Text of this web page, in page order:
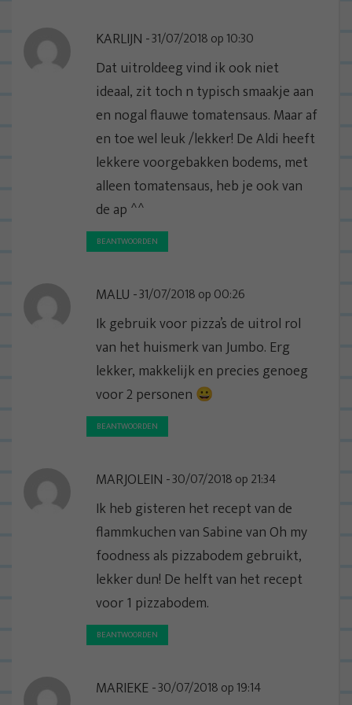
e KARLIJN 31/07/2018 op 10:30
Dat uitroldeeg vind ik ook niet
ideaal, zit toch n typisch smaakje aan
en nogal flauwe tomatensaus. Maar af
en toe wel leuk /lekker! De Aldi heeft
lekkere voorgebakken bodems, met
alleen tomatensaus, heb je ook van
de ap ^^
BEANTWOORDEN
MALU 31/07/2018 op 00:26
Ik gebruik voor pizza’s de uitrol rol
van het huismerk van Jumbo. Erg
lekker, makkelijk en precies genoeg
voor 2 personen 😀
BEANTWOORDEN
MARJOLEIN 30/07/2018 op 21:34
Ik heb gisteren het recept van de
flammkuchen van Sabine van Oh my
foodness als pizzabodem gebruikt,
lekker dun! De helft van het recept
voor 1 pizzabodem.
BEANTWOORDEN
MARIEKE 30/07/2018 op 19:14